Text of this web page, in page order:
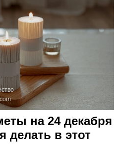
на 24 декабря
делать в этот